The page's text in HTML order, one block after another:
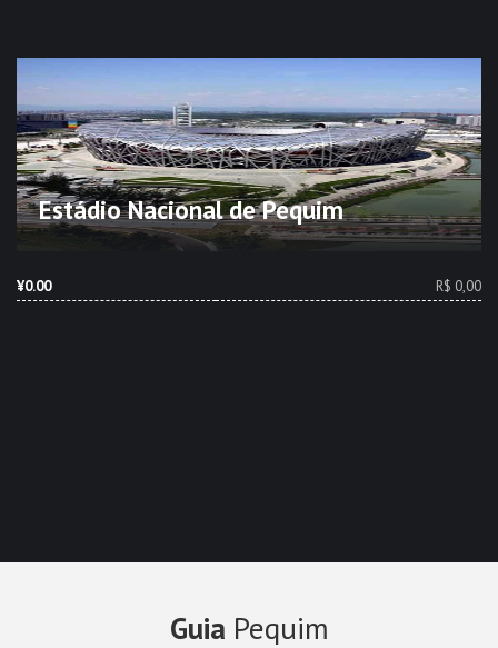
Estádio Nacional de Pequim
¥0.00 R$ 0,00
Guia Pequim